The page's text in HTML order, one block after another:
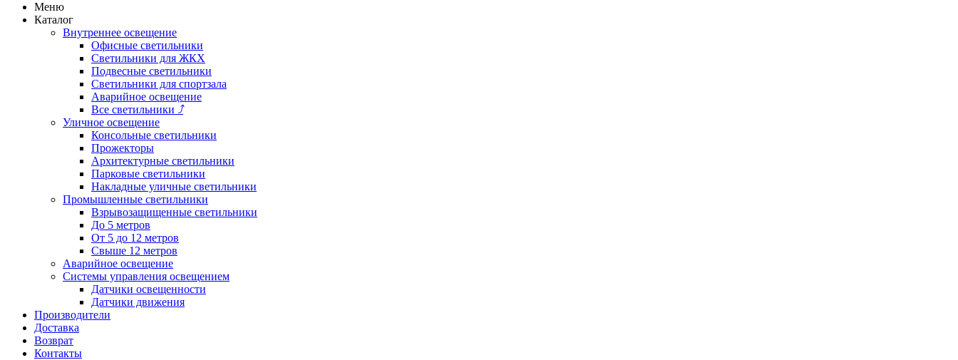
Меню
Каталог
Внутреннее освещение
Офисные светильники
Светильники для ЖКХ
Подвесные светильники
Светильники для спортзала
Аварийное освещение
Все светильники ⤴
Уличное освещение
Консольные светильники
Прожекторы
Архитектурные светильники
Парковые светильники
Накладные уличные светильники
Промышленные светильники
Взрывозащищенные светильники
До 5 метров
От 5 до 12 метров
Свыше 12 метров
Аварийное освещение
Системы управления освещением
Датчики освещенности
Датчики движения
Производители
Доставка
Возврат
Контакты